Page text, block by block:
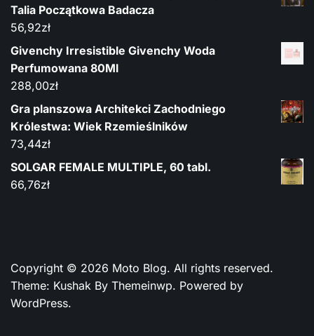
Talia Początkowa Badacza
56,92zł
Givenchy Irresistible Givenchy Woda
Perfumowana 80Ml
288,00zł
Gra planszowa Architekci Zachodniego
Królestwa: Wiek Rzemieślników
73,44zł
SOLGAR FEMALE MULTIPLE, 60 tabl.
66,76zł
Copyright © 2026 Moto Blog. All rights reserved.
Theme: Kushak By Themeinwp. Powered by
WordPress.